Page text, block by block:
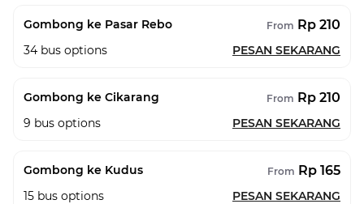
Gombong ke Pasar Rebo From Rp 210
34 bus options PESAN SEKARANG
Gombong ke Cikarang From Rp 210
9 bus options PESAN SEKARANG
Gombong ke Kudus From Rp 165
15 bus options PESAN SEKARANG